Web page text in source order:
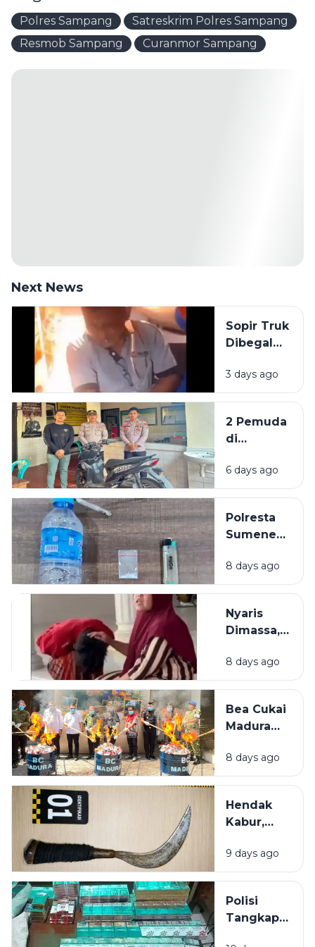
Polres Sampang
Satreskrim Polres Sampang
Resmob Sampang
Curanmor Sampang
Next News
Sopir Truk
Dibegal
di Akses
Suramadu,
Bocor
Dibacok
3 days ago
2 Pemuda
di
Dibekuk
Polisi,
Curi Motor
6 days ago
Polresta
Sumenep
Warga
Mojokerto,
Simpan
Sabu di
8 days ago
Nyaris
Dimassa,
Rokok di
Bangkalan
Diselamatkan
Emak-Emak
8 days ago
Bea Cukai
Madura
21 Juta
Batang
Ilegal
dalam 6
8 days ago
Hendak
Kabur,
Pelaku
Penganiayaan
dibekuk di
Bus
9 days ago
Polisi
Tangkap